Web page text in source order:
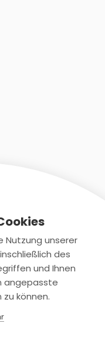
Nutzung unserer
des
und Ihnen
angepasste
können.